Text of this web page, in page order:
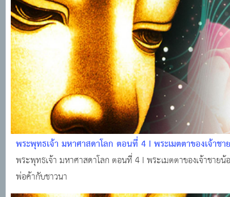
พระพุทธเจ้า มหาศาสดาโลก ตอนที่ 4 I พระเมตตาของเจ้าช
ในคดีพ่อค้ากับชาวนา
พระพุทธเจ้า มหาศาสดาโลก ตอนที่ 4 I พระเมตตาของเจ้าชาย
พ่อค้ากับชาวนา